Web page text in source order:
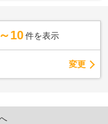
10 件を表示
変更